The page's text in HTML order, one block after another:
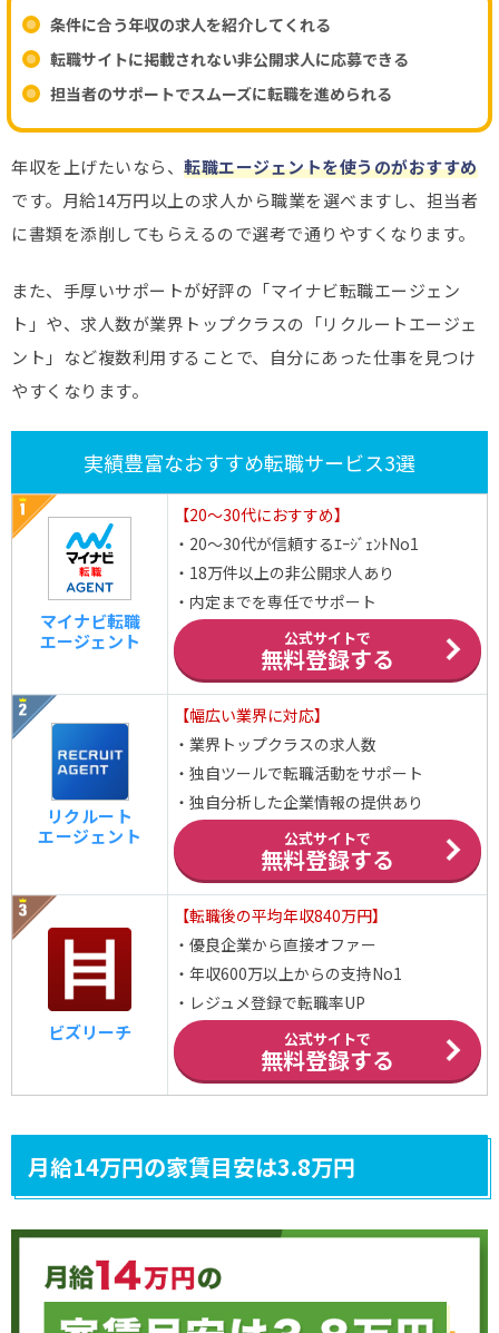
条件に合う年収の求人を紹介してくれる
転職サイトに掲載されない非公開求人に応募できる
担当者のサポートでスムーズに転職を進められる
年収を上げたいなら、 転職エージェントを使うのがおすすめ
です。月給14万円以上の求人から職業を選べますし、担当者
に書類を添削してもらえるので選考で通りやすくなります。
また、手厚いサポートが好評の「マイナビ転職エージェン
ト」や、求人数が業界トップクラスの「リクルートエージェ
ント」など複数利用することで、自分にあった仕事を見つけ
やすくなります。
実績豊富なおすすめ転職サービス3選
マイナビ転職
エージェント
【20～30代におすすめ】
・20～30代が信頼するｴｰｼﾞｪﾝﾄNo1
・18万件以上の非公開求人あり
・内定までを専任でサポート
公式サイトで
無料登録する
リクルート
エージェント
【幅広い業界に対応】
・業界トップクラスの求人数
・独自ツールで転職活動をサポート
・独自分析した企業情報の提供あり
公式サイトで
無料登録する
ビズリーチ
【転職後の平均年収840万円】
・優良企業から直接オファー
・年収600万以上からの支持No1
・レジュメ登録で転職率UP
公式サイトで
無料登録する
月給14万円の家賃目安は3.8万円